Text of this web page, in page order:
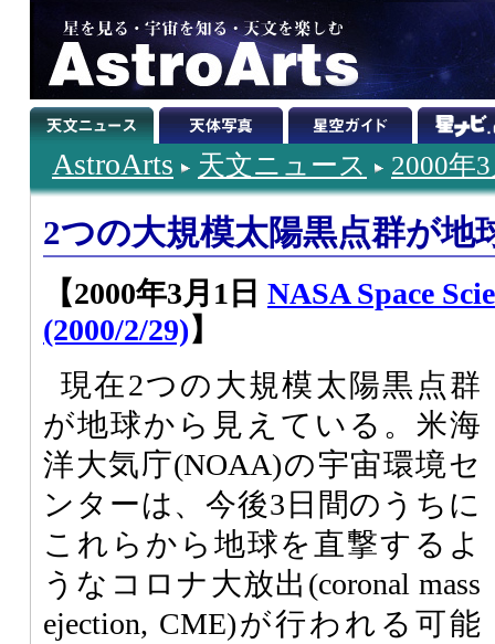
AstroArts 天文ニュース 2000年
2つの大規模太陽黒点群が地
【2000年3月1日 NASA Space
(2000/2/29)】
現在2つの大規模太陽黒点群
が地球から見えている。米海
洋大気庁(NOAA)の宇宙環境セ
ンターは、今後3日間のうちに
これらから地球を直撃するよ
うなコロナ大放出(coronal mass
ejection, CME)が行われる可能